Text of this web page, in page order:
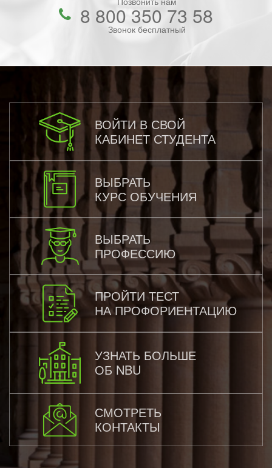
8 800 350 73 58
Звонок бесплатный
ВОЙТИ В СВОЙ
КАБИНЕТ СТУДЕНТА
ВЫБРАТЬ
КУРС ОБУЧЕНИЯ
ВЫБРАТЬ
ПРОФЕССИЮ
ПРОЙТИ ТЕСТ
НА ПРОФОРИЕНТАЦИЮ
УЗНАТЬ БОЛЬШЕ
ОБ NBU
СМОТРЕТЬ
КОНТАКТЫ